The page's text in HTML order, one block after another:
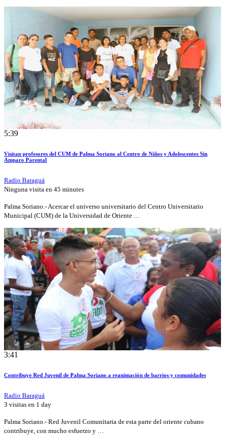
5:39
Visitan profesores del CUM de Palma Soriano al Centro de Niños y Adolescentes Sin
Amparo Parental
Radio Baraguá
Ninguna visita en 45 minutes
Palma Soriano.- Acercar el universo universitario del Centro Universitario
Municipal (CUM) de la Universidad de Oriente …
3:41
Contribuye Red Juvenil de Palma Soriano a reanimación de barrios y comunidades
Radio Baraguá
3 visitas en 1 day
Palma Soriano.- Red Juvenil Comunitaria de esta parte del oriente cubano
contribuye, con mucho esfuerzo y …